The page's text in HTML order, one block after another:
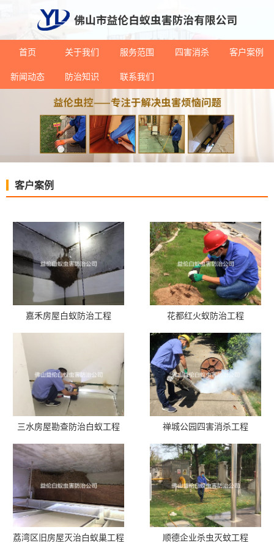
首页 关于我们 服务范围 四害消杀 客户案例
新闻动态 防治知识 联系我们
客户案例
嘉禾房屋白蚁防治工程 花都红火蚁防治工程
三水房屋勘查防治白蚁工程 禅城公园四害消杀工程
荔湾区旧房屋灭治白蚁巢工程 顺德企业杀虫灭蚊工程